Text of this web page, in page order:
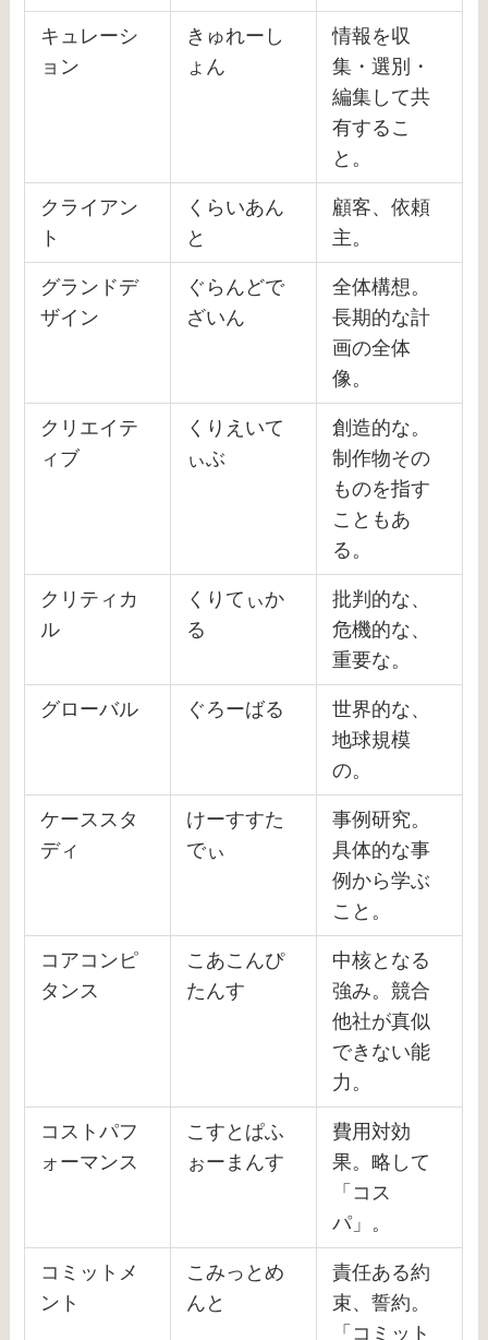
キュレーシ
ョン
きゅれーし
ょん
情報を収
集・選別・
編集して共
有するこ
と。
クライアン
ト
くらいあん
と
顧客、依頼
主。
グランドデ
ザイン
ぐらんどで
ざいん
全体構想。
長期的な計
画の全体
像。
クリエイテ
ィブ
くりえいて
ぃぶ
創造的な。
制作物その
ものを指す
こともあ
る。
クリティカ
ル
くりてぃか
る
批判的な、
危機的な、
重要な。
グローバル ぐろーばる
世界的な、
地球規模
の。
ケーススタ
ディ
けーすすた
でぃ
事例研究。
具体的な事
例から学ぶ
こと。
コアコンピ
タンス
こあこんぴ
たんす
中核となる
強み。競合
他社が真似
できない能
力。
コストパフ
ォーマンス
こすとぱふ
ぉーまんす
費用対効
果。略して
「コス
パ」。
コミットメ
ント
こみっとめ
んと
責任ある約
束、誓約。
「コミット